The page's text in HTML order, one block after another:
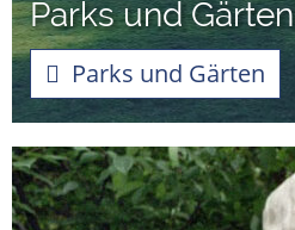
Parks und Gärten
Parks und Gärten